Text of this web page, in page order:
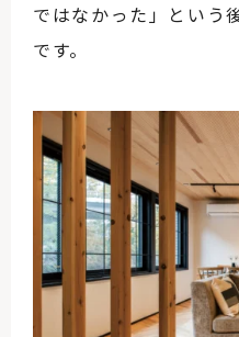
ではなかった」という
です。